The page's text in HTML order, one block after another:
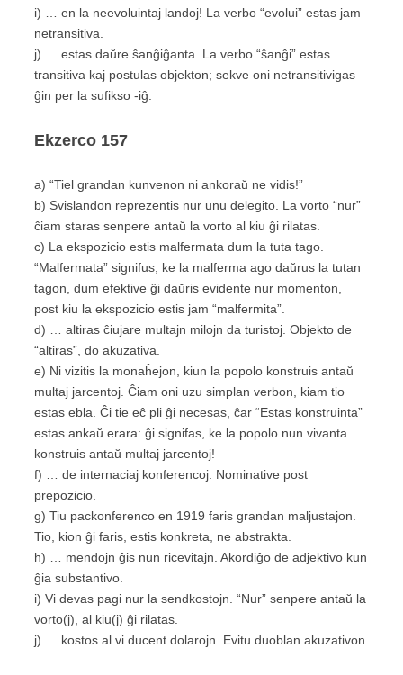
i) … en la neevoluintaj landoj! La verbo “evolui” estas jam
netransitiva.
j) … estas daŭre ŝanĝiĝanta. La verbo “ŝanĝi” estas
transitiva kaj postulas objekton; sekve oni netransitivigas
ĝin per la sufikso -iĝ.
Ekzerco 157
a) “Tiel grandan kunvenon ni ankoraŭ ne vidis!”
b) Svislandon reprezentis nur unu delegito. La vorto “nur”
ĉiam staras senpere antaŭ la vorto al kiu ĝi rilatas.
c) La ekspozicio estis malfermata dum la tuta tago.
“Malfermata” signifus, ke la malferma ago daŭrus la tutan
tagon, dum efektive ĝi daŭris evidente nur momenton,
post kiu la ekspozicio estis jam “malfermita”.
d) … altiras ĉiujare multajn milojn da turistoj. Objekto de
“altiras”, do akuzativa.
e) Ni vizitis la monaĥejon, kiun la popolo konstruis antaŭ
multaj jarcentoj. Ĉiam oni uzu simplan verbon, kiam tio
estas ebla. Ĉi tie eĉ pli ĝi necesas, ĉar “Estas konstruinta”
estas ankaŭ erara: ĝi signifas, ke la popolo nun vivanta
konstruis antaŭ multaj jarcentoj!
f) … de internaciaj konferencoj. Nominative post
prepozicio.
g) Tiu packonferenco en 1919 faris grandan maljustajon.
Tio, kion ĝi faris, estis konkreta, ne abstrakta.
h) … mendojn ĝis nun ricevitajn. Akordiĝo de adjektivo kun
ĝia substantivo.
i) Vi devas pagi nur la sendkostojn. “Nur” senpere antaŭ la
vorto(j) , al kiu(j) ĝi rilatas.
j) … kostos al vi ducent dolarojn. Evitu duoblan akuzativon.